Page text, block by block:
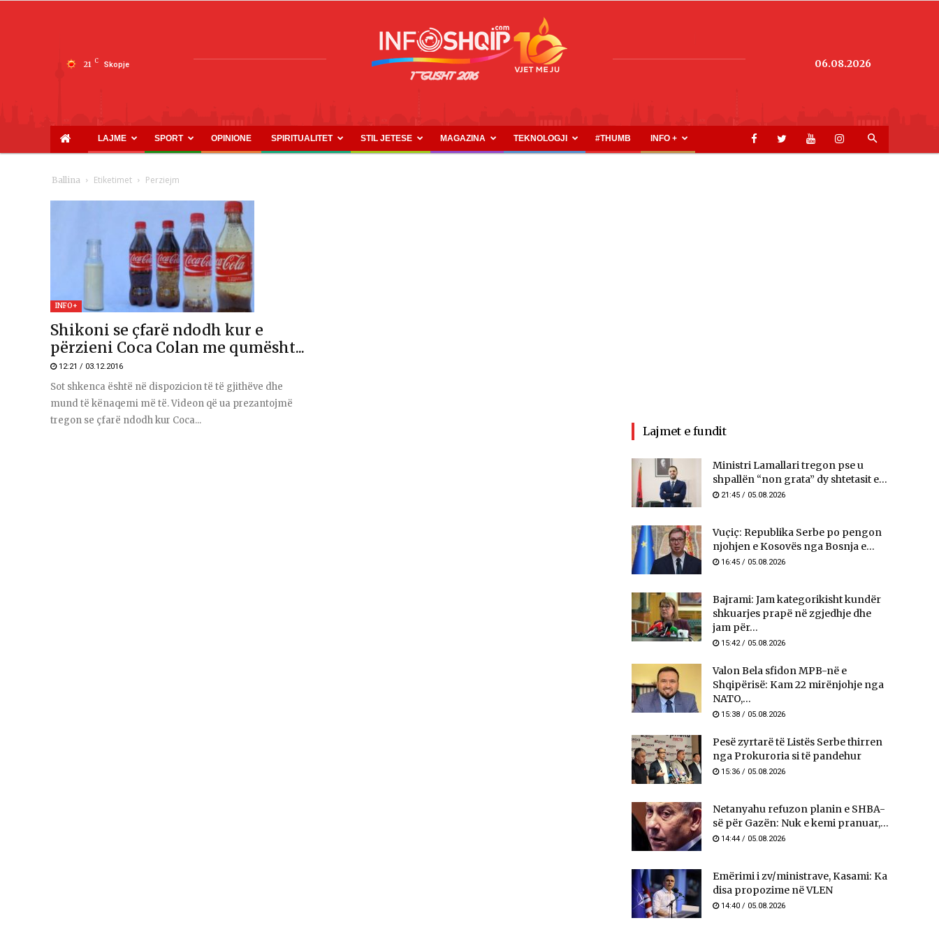
21 C Skopje
INFOSHQIP.COM
06.08.2026
LAJME SPORT OPINIONE SPIRITUALITET STIL JETESE MAGAZINA TEKNOLOGJI #THUMB INFO +
Ballina Etiketimet Perziejm
INFO+
Shikoni se çfarë ndodh kur e
përzieni Coca Colan me qumësht...
12:21 / 03.12.2016
Sot shkenca është në dispozicion të të gjithëve dhe
mund të kënaqemi më të. Videon që ua prezantojmë
tregon se çfarë ndodh kur Coca...
Lajmet e fundit
Ministri Lamallari tregon pse u
shpallën “non grata” dy shtetasit e...
21:45 / 05.08.2026
Vuçiç: Republika Serbe po pengon
njohjen e Kosovës nga Bosnja e...
16:45 / 05.08.2026
Bajrami: Jam kategorikisht kundër
shkuarjes prapë në zgjedhje dhe
jam për...
15:42 / 05.08.2026
Valon Bela sfidon MPB-në e
Shqipërisë: Kam 22 mirënjohje nga
NATO,...
15:38 / 05.08.2026
Pesë zyrtarë të Listës Serbe thirren
nga Prokuroria si të pandehur
15:36 / 05.08.2026
Netanyahu refuzon planin e SHBA-
së për Gazën: Nuk e kemi pranuar,...
14:44 / 05.08.2026
Emërimi i zv/ministrave, Kasami: Ka
disa propozime në VLEN
14:40 / 05.08.2026